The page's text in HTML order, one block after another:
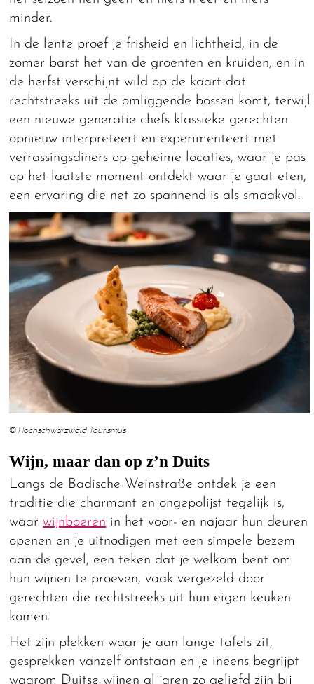
minder.
In de lente proef je frisheid en lichtheid, in de
zomer barst het van de groenten en kruiden, en in
de herfst verschijnt wild op de kaart dat
rechtstreeks uit de omliggende bossen komt, terwijl
een nieuwe generatie chefs klassieke gerechten
opnieuw interpreteert en experimenteert met
verrassingsdiners op geheime locaties, waar je pas
op het laatste moment ontdekt waar je gaat eten,
een ervaring die net zo spannend is als smaakvol.
© Hochschwarzwald Tourismus
Wijn, maar dan op z’n Duits
Langs de Badische Weinstraße ontdek je een
traditie die charmant en ongepolijst tegelijk is,
waarwijnboeren in het voor- en najaar hun deuren
openen en je uitnodigen met een simpele bezem
aan de gevel, een teken dat je welkom bent om
hun wijnen te proeven, vaak vergezeld door
gerechten die rechtstreeks uit hun eigen keuken
komen.
Het zijn plekken waar je aan lange tafels zit,
gesprekken vanzelf ontstaan en je ineens begrijpt
waarom Duitse wijnen al jaren zo geliefd zijn bij